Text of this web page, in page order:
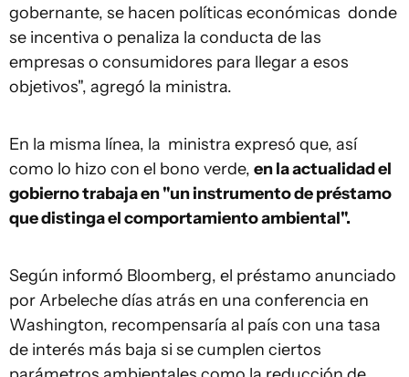
gobernante, se hacen políticas económicas donde
se incentiva o penaliza la conducta de las
empresas o consumidores para llegar a esos
objetivos", agregó la ministra.
En la misma línea, la ministra expresó que, así
como lo hizo con el bono verde, en la actualidad el
gobierno trabaja en "un instrumento de préstamo
que distinga el comportamiento ambiental".
Según informó Bloomberg, el préstamo anunciado
por Arbeleche días atrás en una conferencia en
Washington, recompensaría al país con una tasa
de interés más baja si se cumplen ciertos